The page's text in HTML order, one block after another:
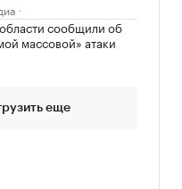
сообщили об
массовой» атаки
еще